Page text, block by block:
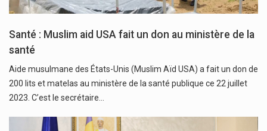
Santé : Muslim aid USA fait un don au ministère de la
santé
Aide musulmane des États-Unis (Muslim Aïd USA) a fait un don de
200 lits et matelas au ministère de la santé publique ce 22 juillet
2023. C’est le secrétaire…